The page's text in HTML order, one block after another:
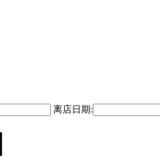
离店日期: